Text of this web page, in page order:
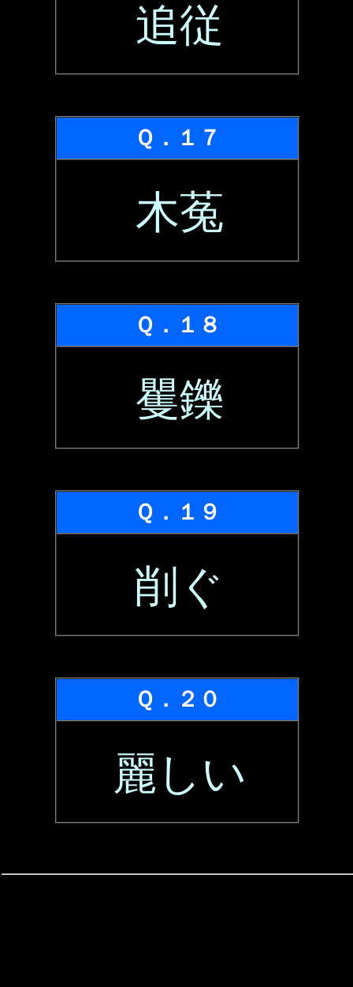
追従
Ｑ．１７
木菟
Ｑ．１８
矍鑠
Ｑ．１９
削ぐ
Ｑ．２０
麗しい